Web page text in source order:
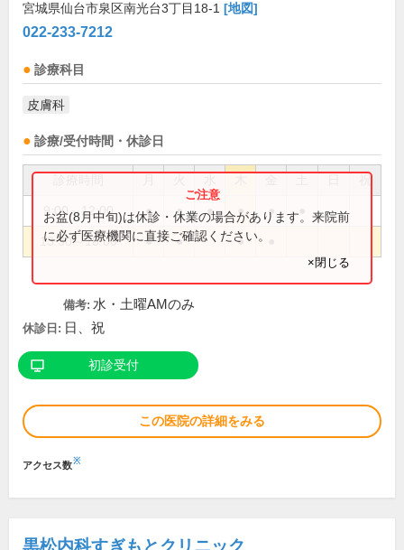
宮城県仙台市泉区南光台3丁目18-1 [地図]
022-233-7212
診療科目
皮膚科
診療/受付時間・休診日
祝
9:00～12:00 ● ● ● ● ●
13:30～18:00 ● ● ●
お盆(8月中旬)は休診・休業の場合があります。来院前
に必ず医療機関に直接ご確認ください。
×閉じる
備考: 水・土曜AMのみ
休診日: 日、祝
初診受付
この医院の詳細をみる
アクセス数※
黒松内科すぎもとクリニック